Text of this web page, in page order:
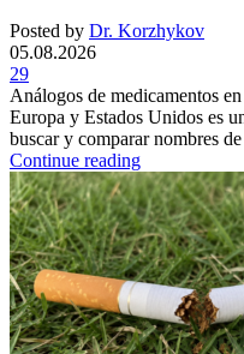
Posted by Dr. Korzhykov
05.08.2026
29
Análogos de medicamentos
Europa y Estados Unidos es
buscar y comparar nombres
Continue reading